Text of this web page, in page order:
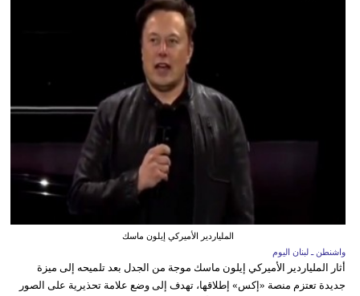
الملياردير الأميركي إيلون ماسك
واشنطن ـ لبنان اليوم
أثار الملياردير الأميركي إيلون ماسك موجة من الجدل بعد تلميحه إلى ميزة
جديدة تعتزم منصة «إكس» إطلاقها، تهدف إلى وضع علامة تحذيرية على الصور